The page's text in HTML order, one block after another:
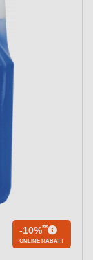
-10%**
ONLINE RABATT